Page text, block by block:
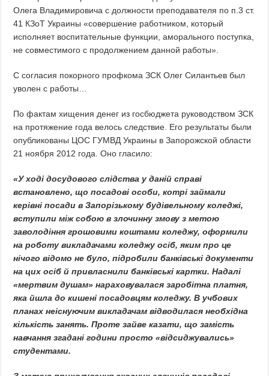
Олега Владимировича с должности преподавателя по п.3 ст.
41 КЗоТ Украины «совершение работником, который
исполняет воспитательные функции, аморального поступка,
не совместимого с продолжением данной работы».
С согласия покорного профкома ЗСК Олег Силантьев был
уволен с работы…
По фактам хищения денег из госбюджета руководством ЗСК
на протяжение года велось следствие. Его результаты были
опубликованы ЦОС ГУМВД Украины в Запорожской области
21 ноября 2012 года. Оно гласило:
«У ході досудового слідства у даній справі
встановлено, що посадові особи, котрі займали
керівні посади в Запорізькому будівельному коледжі,
вступили між собою в злочинну змову з метою
заволодіння грошовими коштами коледжу, оформили
на роботу викладачами коледжу осіб, яким про це
нічого відомо не було, підробили банківські документи
на цих осіб й привласнили банківські картки. Надалі
«мертвим душам» нараховувалася заробітна платня,
яка йшла до кишені посадовцям коледжу. В учбових
планах неіснуючим викладачам відводилася необхідна
кількість занять. Проте зайве казати, що замість
навчання згадані години просто «відсиджувались»
студентами.